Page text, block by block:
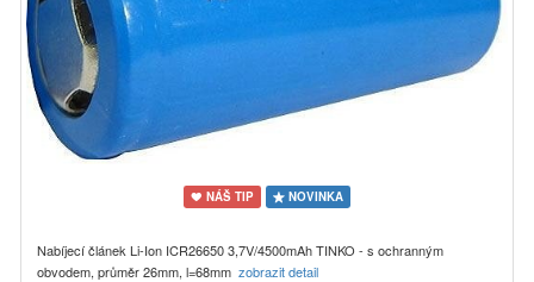
NÁŠ TIP NOVINKA
Nabíjecí článek Li-Ion ICR26650 3,7V/4500mAh TINKO - s ochranným
obvodem, průměr 26mm, l=68mm zobrazit detail